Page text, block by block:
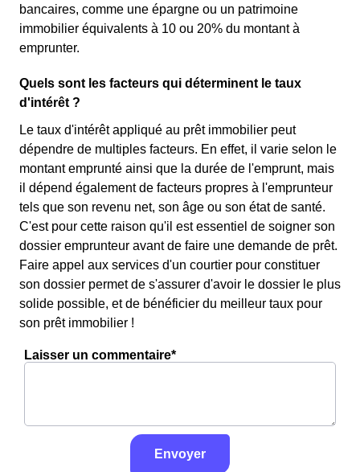
bancaires, comme une épargne ou un patrimoine
immobilier équivalents à 10 ou 20% du montant à
emprunter.
Quels sont les facteurs qui déterminent le taux
d'intérêt ?
Le taux d'intérêt appliqué au prêt immobilier peut
dépendre de multiples facteurs. En effet, il varie selon le
montant emprunté ainsi que la durée de l'emprunt, mais
il dépend également de facteurs propres à l'emprunteur
tels que son revenu net, son âge ou son état de santé.
C'est pour cette raison qu'il est essentiel de soigner son
dossier emprunteur avant de faire une demande de prêt.
Faire appel aux services d'un courtier pour constituer
son dossier permet de s'assurer d'avoir le dossier le plus
solide possible, et de bénéficier du meilleur taux pour
son prêt immobilier !
Laisser un commentaire*
Envoyer